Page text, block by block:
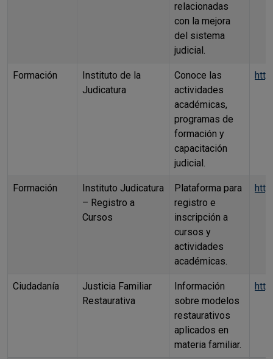
relacionadas
con la mejora
del sistema
judicial.
Formación
Instituto de la
Judicatura
Conoce las
actividades
académicas,
programas de
formación y
capacitación
judicial.
Formación
Instituto Judicatura
– Registro a
Cursos
Plataforma para
registro e
inscripción a
cursos y
actividades
académicas.
Ciudadanía
Justicia Familiar
Restaurativa
Información
sobre modelos
restaurativos
aplicados en
materia familiar.